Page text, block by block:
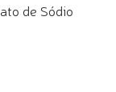
de Sódio